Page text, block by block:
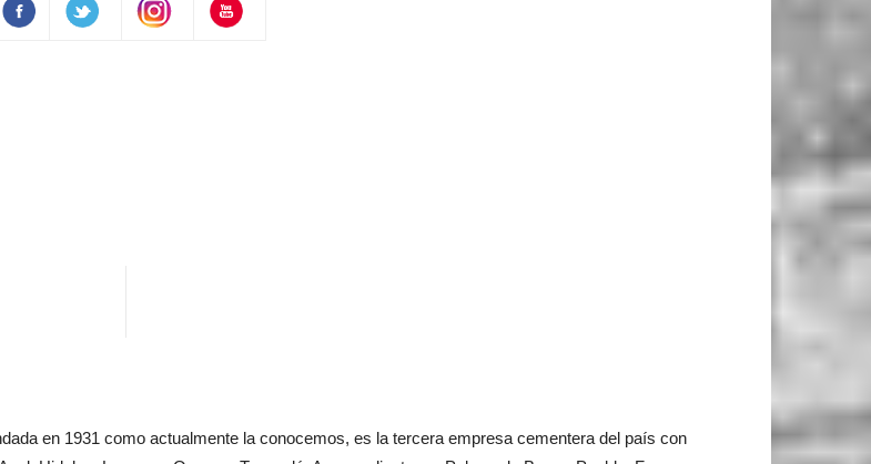
en 1931 como actualmente la conocemos, es la tercera empresa cementera del país con